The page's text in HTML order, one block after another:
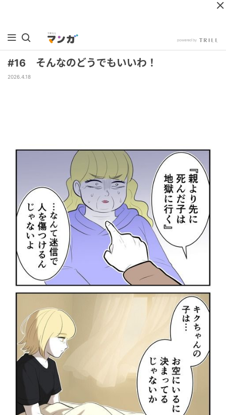
#16 そんなのどうでもいいわ！
2026.4.18